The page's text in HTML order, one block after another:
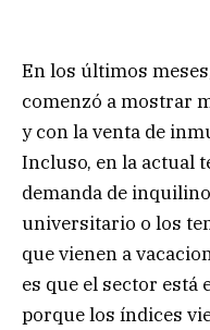
En los últimos
comenzó a mostrar
y con la venta de
Incluso, en la actual
demanda de
universitario o los
que vienen a
es que el sector está
porque los índices